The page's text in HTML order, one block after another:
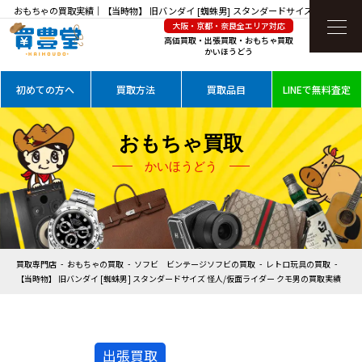
おもちゃの買取実績｜【当時物】 旧バンダイ [蜘蛛男] スタンダードサイズ 怪人/仮面
ライダー クモ男を高価買取
大阪・京都・奈良全エリア対応
高価買取・出張買取・おもちゃ買取
かいほうどう
初めての方へ 買取方法 買取品目 LINEで無料査定
おもちゃ買取
かいほうどう
買取専門店 おもちゃの買取 ソフビ ビンテージソフビの買取
レトロ玩具の買取
【当時物】 旧バンダイ [蜘蛛男] スタンダードサイズ 怪人/仮面ライダー クモ男の買取実績
出張買取